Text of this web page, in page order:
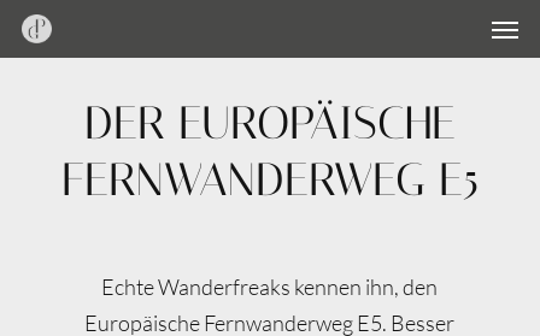
Skip
to
DER EUROPÄISCHE
FERNWANDERWEG E5
Echte Wanderfreaks kennen ihn, den
Europäische Fernwanderweg E5. Besser
Menu